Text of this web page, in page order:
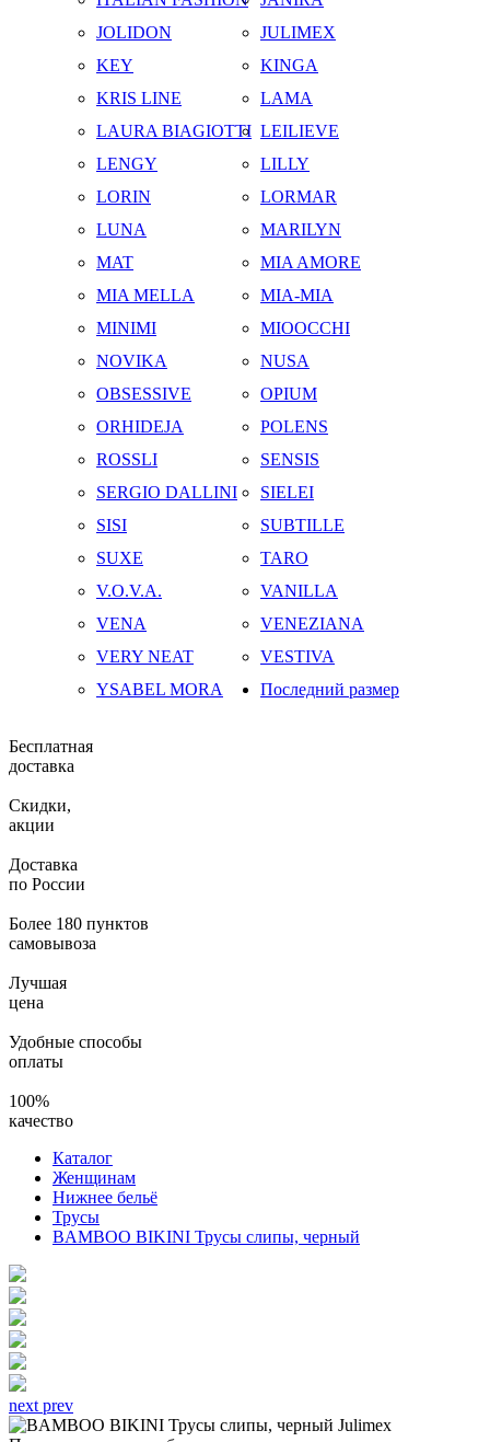
JOLIDON
JULIMEX
KEY
KINGA
KRIS LINE
LAMA
LAURA BIAGIOTTI LEILIEVE
LENGY
LILLY
LORIN
LORMAR
LUNA
MARILYN
MAT
MIA AMORE
MIA MELLA
MIA-MIA
MINIMI
MIOOCCHI
NOVIKA
NUSA
OBSESSIVE
OPIUM
ORHIDEJA
POLENS
ROSSLI
SENSIS
SERGIO DALLINI
SIELEI
SISI
SUBTILLE
SUXE
TARO
V.O.V.A.
VANILLA
VENA
VENEZIANA
VERY NEAT
VESTIVA
YSABEL MORA
Последний размер
Бесплатная
доставка
Скидки,
акции
Доставка
по России
Более 180 пунктов
самовывоза
Лучшая
цена
Удобные способы
оплаты
100%
качество
Каталог
Женщинам
Нижнее бельё
Трусы
BAMBOO BIKINI Трусы слипы, черный
next prev